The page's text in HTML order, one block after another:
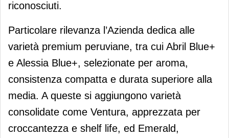
riconosciuti.
Particolare rilevanza l’Azienda dedica alle
varietà premium peruviane, tra cui Abril Blue+
e Alessia Blue+, selezionate per aroma,
consistenza compatta e durata superiore alla
media. A queste si aggiungono varietà
consolidate come Ventura, apprezzata per
croccantezza e shelf life, ed Emerald,